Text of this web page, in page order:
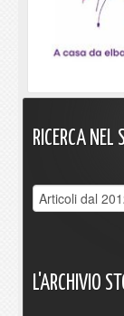
RICERCA NEL
L'ARCHIVIO